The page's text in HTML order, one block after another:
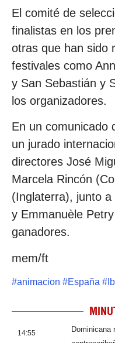
El comité de
finalistas en los
otras que han sido
festivales como
y San Sebastián y
los organizadores.
En un comunicado
un jurado
directores José
Marcela Rincón
(Inglaterra), junto a
y Emmanuèle
ganadores.
mem/ft
#animacion #España #
14:55
Dominicana